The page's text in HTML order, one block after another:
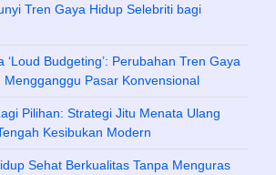
Tren Gaya Hidup Selebriti bagi
‘Loud Budgeting’: Perubahan Tren Gaya
Mengganggu Pasar Konvensional
Pilihan: Strategi Jitu Menata Ulang
Kesibukan Modern
Sehat Berkualitas Tanpa Menguras